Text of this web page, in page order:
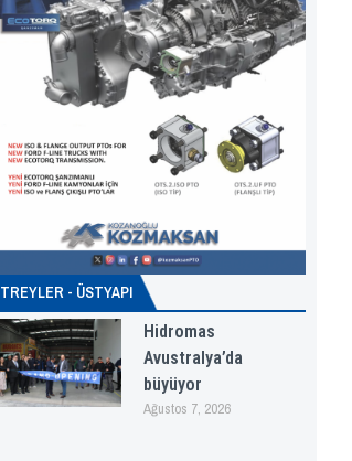
TREYLER - ÜSTYAPI
Hidromas
Avustralya’da
büyüyor
Ağustos 7, 2026